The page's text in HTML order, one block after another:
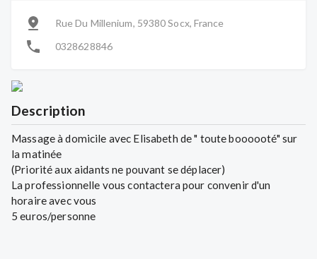
Description
Massage à domicile avec Elisabeth de " toute boooooté" sur
la matinée
(Priorité aux aidants ne pouvant se déplacer)
La professionnelle vous contactera pour convenir d'un
horaire avec vous
5 euros/personne
Rue Du Millenium, 59380 Socx, France
0328628846